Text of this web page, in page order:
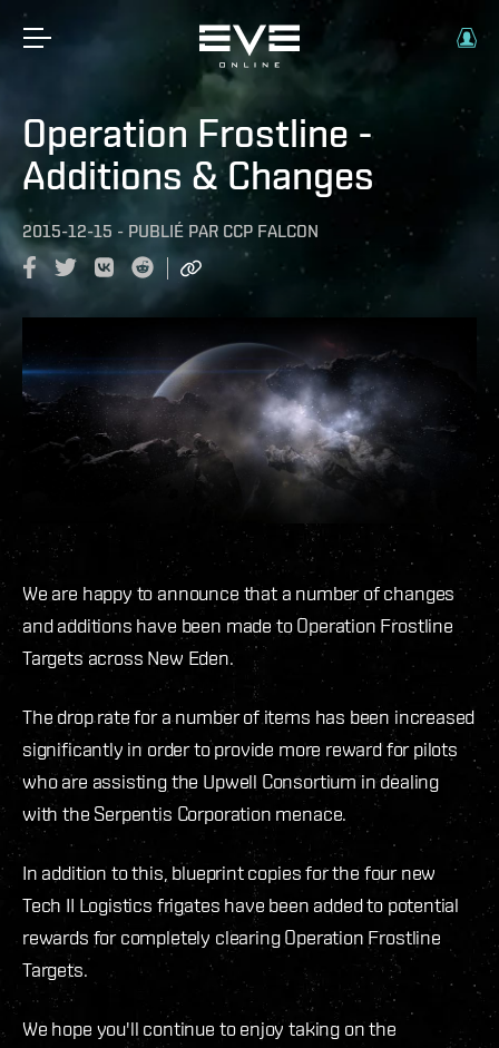
Operation Frostline -
Additions & Changes
2015-12-15 - PUBLIÉ PAR CCP FALCON
We are happy to announce that a number of changes
and additions have been made to Operation Frostline
Targets across New Eden.
The drop rate for a number of items has been increased
significantly in order to provide more reward for pilots
who are assisting the Upwell Consortium in dealing
with the Serpentis Corporation menace.
In addition to this, blueprint copies for the four new
Tech II Logistics frigates have been added to potential
rewards for completely clearing Operation Frostline
Targets.
We hope you'll continue to enjoy taking on the